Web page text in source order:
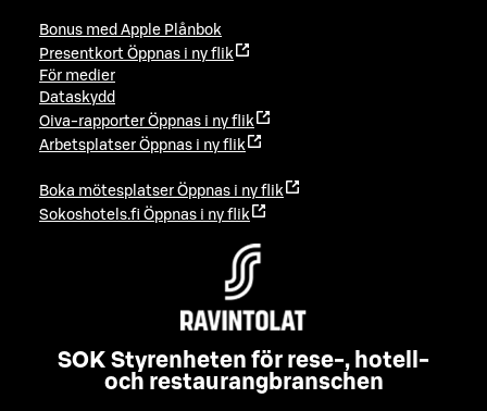
Bonus med Apple Plånbok
Presentkort Öppnas i ny flik
För medier
Dataskydd
Oiva-rapporter Öppnas i ny flik
Arbetsplatser Öppnas i ny flik
Boka mötesplatser Öppnas i ny flik
Sokoshotels.fi Öppnas i ny flik
SOK Styrenheten för rese-, hotell-
och restaurangbranschen